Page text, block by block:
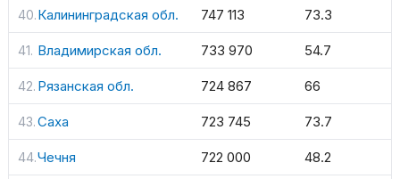
Калининградская обл. 747 113 73.3
Владимирская обл. 733 970 54.7
Рязанская обл. 724 867 66
Саха 723 745 73.7
Чечня 722 000 48.2